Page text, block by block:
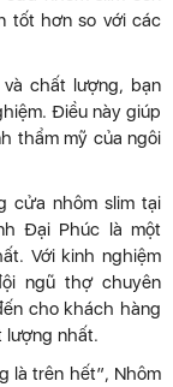
tốt hơn so với các
chất lượng, bạn
Điều này giúp
thẩm mỹ của ngôi
cửa nhôm slim tại
Đại Phúc là một
Với kinh nghiệm
ngũ thợ chuyên
cho khách hàng
lượng nhất.
là trên hết”, Nhôm